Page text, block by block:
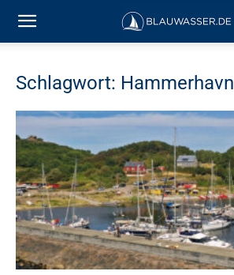
Schlagwort: Hammerhavn